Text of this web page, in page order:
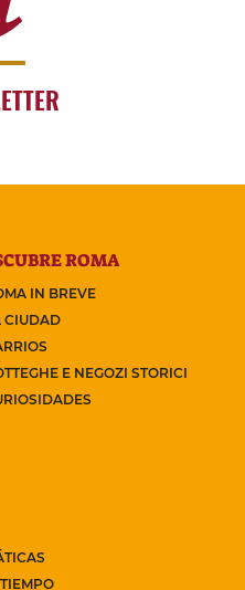
ROMA
IN BREVE
CIUDAD
E NEGOZI STORICI